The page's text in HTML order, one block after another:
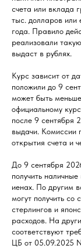
счета или вклада
тыс. долларов или
года. Правило
реализовали
выдаст в рублях.
Курс зависит от
положили до 9
может быть
официальному
после 9 сентября
выдачи. Комиссии
открытия счета и
До 9 сентября
получить
иенах. По другим
могут получить со
стерлингов и
расходов. На
соответствуют
ЦБ от 05.09.2025